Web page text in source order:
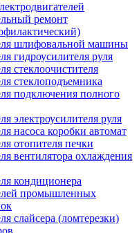
ремонт
шлифовальной машины
гидроусилителя руля
стеклоочистителя
стеклоподъемника
подключения полного
электроусилителя руля
насоса коробки автомат
отопителя печки
вентилятора охлаждения
кондиционера
промышленных
слайсера (ломтерезки)